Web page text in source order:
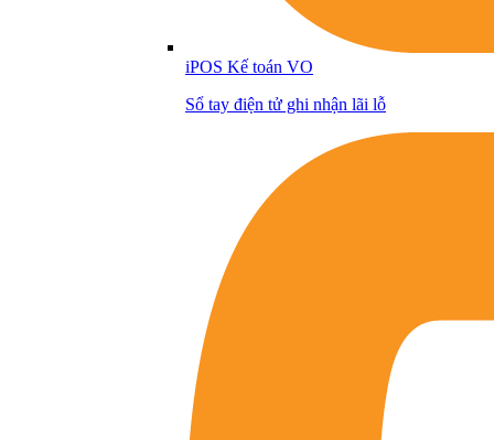
iPOS Kế toán VO
Sổ tay điện tử ghi nhận lãi lỗ